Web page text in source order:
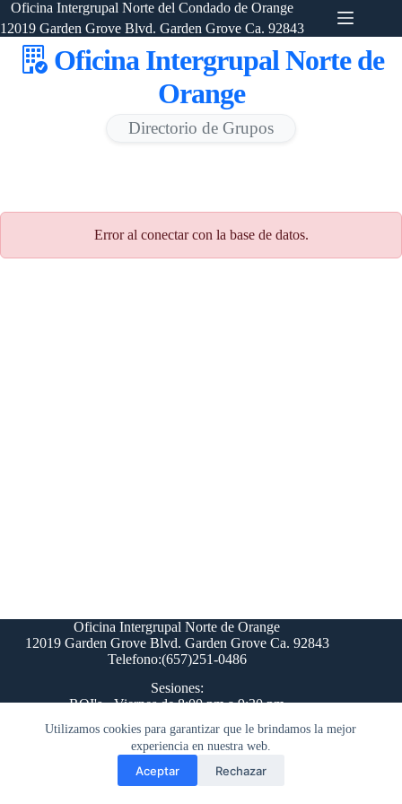
Saltar
al
contenido
Utilizamos cookies para garantizar que le brindamos la mejor
experiencia en nuestra web.
Aceptar Rechazar
Oficina Intergrupal Norte del Condado de Orange
12019 Garden Grove Blvd. Garden Grove Ca. 92843
Oficina Intergrupal Norte de
Orange
Directorio de Grupos
Error al conectar con la base de datos.
Oficina Intergrupal Norte de Orange
12019 Garden Grove Blvd. Garden Grove Ca. 92843
Telefono:(657)251-0486
Sesiones:
ROI's - Viernes de 8:00 pm a 9:30 pm
Comite del Paso 12 - Lunes 8:00 pm
H&I - Domingo de 5:30 pm a 7:00pm
Distrito 24 - Martes de 8:00pm
- Politica de Privacidad